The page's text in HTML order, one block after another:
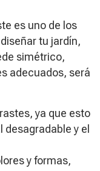
es uno de los
tu jardín,
simétrico,
adecuados, será
ya que esto
desagradable y el
y formas,